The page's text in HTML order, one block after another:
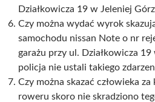
Działkowicza 19 w Jeleniej
Czy można wydać wyrok
samochodu nissan Note o nr
garażu przy ul. Działkowicza
policja nie ustali takiego
Czy można skazać człowieka
roweru skoro nie skradziono